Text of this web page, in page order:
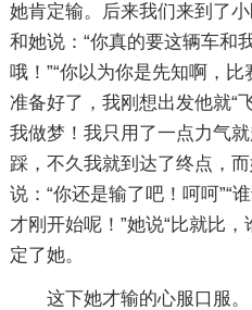
她肯定输。后来我们来到了
和她说：“你真的要这辆车和
哦！”“你以为你是先知啊，
准备好了，我刚想出发他就“
我做梦！我只用了一点力气
踩，不久我就到达了终点，
说：“你还是输了吧！呵呵”“
才刚开始呢！”她说“比就比
定了她。
这下她才输的心服口服。